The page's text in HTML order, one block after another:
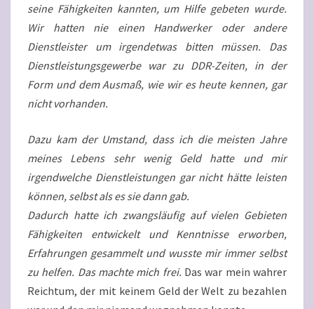
seine Fähigkeiten kannten, um Hilfe gebeten wurde.
Wir hatten nie einen Handwerker oder andere
Dienstleister um irgendetwas bitten müssen. Das
Dienstleistungsgewerbe war zu DDR-Zeiten, in der
Form und dem Ausmaß, wie wir es heute kennen, gar
nicht vorhanden.
Dazu kam der Umstand, dass ich die meisten Jahre
meines Lebens sehr wenig Geld hatte und mir
irgendwelche Dienstleistungen gar nicht hätte leisten
können, selbst als es sie dann gab.
Dadurch hatte ich zwangsläufig auf vielen Gebieten
Fähigkeiten entwickelt und Kenntnisse erworben,
Erfahrungen gesammelt und wusste mir immer selbst
zu helfen. Das machte mich frei. Das war mein wahrer
Reichtum, der mit keinem Geld der Welt zu bezahlen